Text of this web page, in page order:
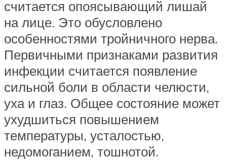
считается опоясывающий лишай
на лице. Это обусловлено
особенностями тройничного нерва.
Первичными признаками развития
инфекции считается появление
сильной боли в области челюсти,
уха и глаз. Общее состояние может
ухудшиться повышением
температуры, усталостью,
недомоганием, тошнотой.